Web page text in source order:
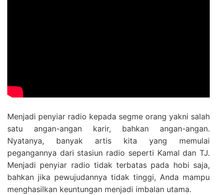
Menjadi penyiar radio kepada segme orang yakni salah
satu angan-angan karir, bahkan angan-angan.
Nyatanya, banyak artis kita yang memulai
pegangannya dari stasiun radio seperti Kamal dan TJ.
Menjadi penyiar radio tidak terbatas pada hobi saja,
bahkan jika pewujudannya tidak tinggi, Anda mampu
menghasilkan keuntungan menjadi imbalan utama.